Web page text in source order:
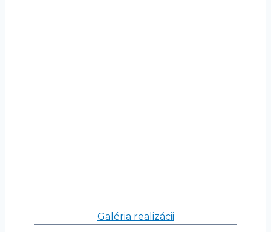
Galéria realizácii